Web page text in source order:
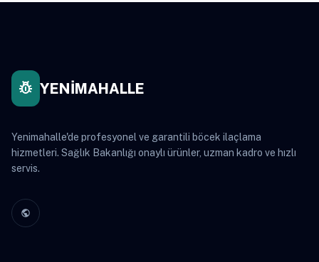
pest_control YENİMAHALLE
Yenimahalle'de profesyonel ve garantili böcek ilaçlama
hizmetleri. Sağlık Bakanlığı onaylı ürünler, uzman kadro ve hızlı
servis.
public